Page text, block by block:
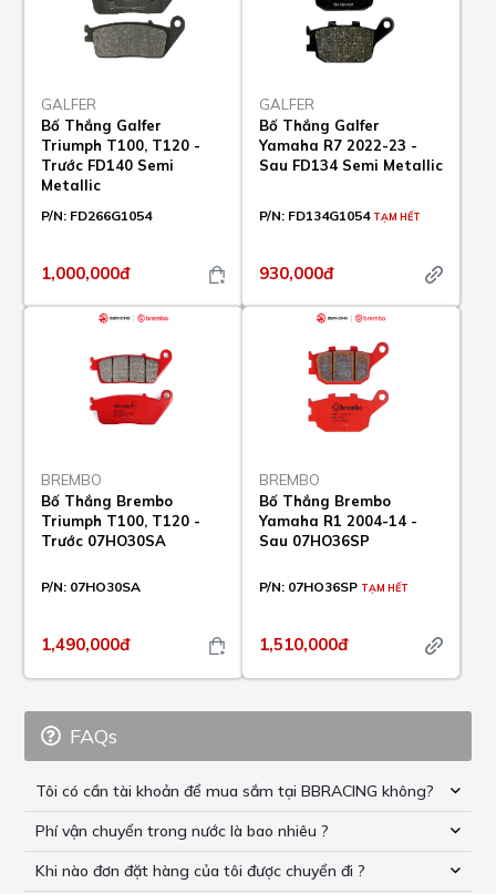
GALFER
Bố Thắng Galfer
Triumph T100, T120 -
Trước FD140 Semi
Metallic
P/N: FD266G1054
1,000,000đ
GALFER
Bố Thắng Galfer
Yamaha R7 2022-23 -
Sau FD134 Semi Metallic
P/N: FD134G1054 TẠM HẾT
930,000đ
BREMBO
Bố Thắng Brembo
Triumph T100, T120 -
Trước 07HO30SA
P/N: 07HO30SA
1,490,000đ
BREMBO
Bố Thắng Brembo
Yamaha R1 2004-14 -
Sau 07HO36SP
P/N: 07HO36SP TẠM HẾT
1,510,000đ
FAQs
Tôi có cần tài khoản để mua sắm tại BBRACING không?
Phí vận chuyển trong nước là bao nhiêu ?
Khi nào đơn đặt hàng của tôi được chuyển đi ?